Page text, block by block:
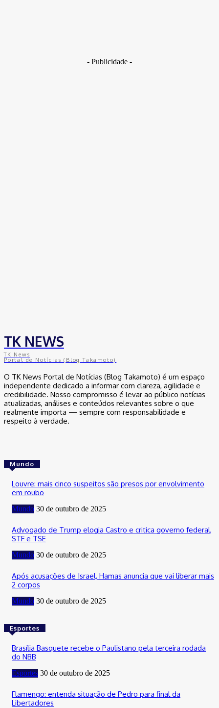
- Publicidade -
TK NEWS
TK News
Portal de Notícias (Blog Takamoto)
O TK News Portal de Notícias (Blog Takamoto) é um espaço
independente dedicado a informar com clareza, agilidade e
credibilidade. Nosso compromisso é levar ao público notícias
atualizadas, análises e conteúdos relevantes sobre o que
realmente importa — sempre com responsabilidade e
respeito à verdade.
Mundo
Louvre: mais cinco suspeitos são presos por envolvimento
em roubo
Mundo 30 de outubro de 2025
Advogado de Trump elogia Castro e critica governo federal,
STF e TSE
Mundo 30 de outubro de 2025
Após acusações de Israel, Hamas anuncia que vai liberar mais
2 corpos
Mundo 30 de outubro de 2025
Esportes
Brasília Basquete recebe o Paulistano pela terceira rodada
do NBB
Esportes 30 de outubro de 2025
Flamengo: entenda situação de Pedro para final da
Libertadores